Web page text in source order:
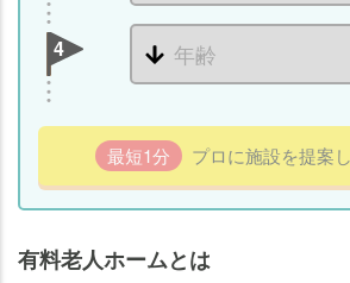
4
最短1分 プロに施設を提案
有料老人ホームとは